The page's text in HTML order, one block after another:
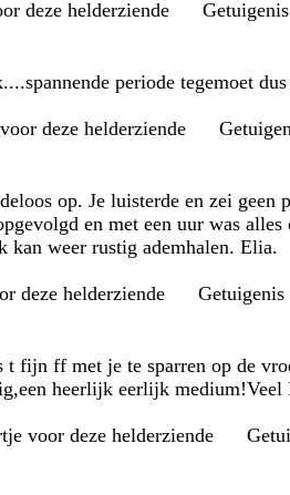
periode tegemoet
op. Je luisterde en zei
en met een uur was
kan weer rustig ademhalen. Elia.
t fijn ff met je te sparren op de
heerlijk eerlijk medium!Veel